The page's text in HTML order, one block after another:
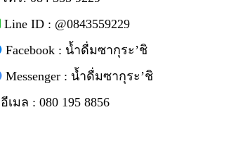
Line ID : @0843559229
Facebook : น้ำดื่มซากุระ’ชิ
Messenger : น้ำดื่มซากุระ’ชิ
อีเมล : 080 195 8856